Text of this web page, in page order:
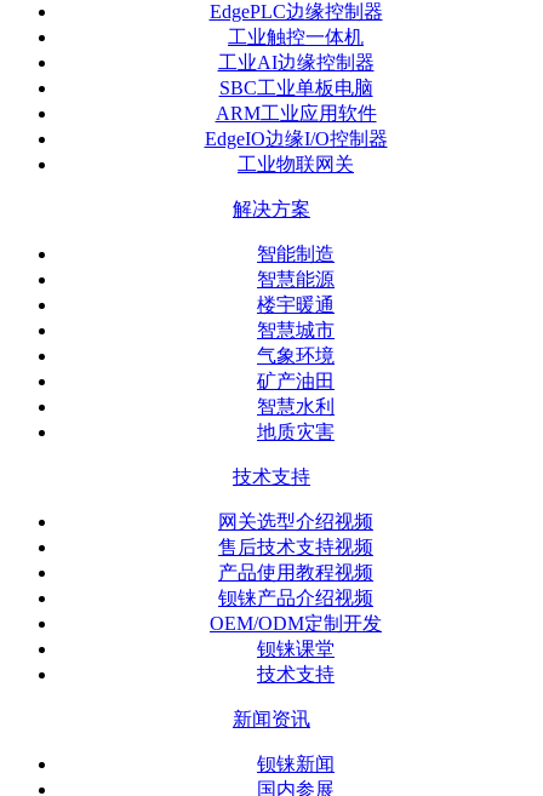
EdgePLC边缘控制器
工业触控一体机
工业AI边缘控制器
SBC工业单板电脑
ARM工业应用软件
EdgeIO边缘I/O控制器
工业物联网关
解决方案
智能制造
智慧能源
楼宇暖通
智慧城市
气象环境
矿产油田
智慧水利
地质灾害
技术支持
网关选型介绍视频
售后技术支持视频
产品使用教程视频
钡铼产品介绍视频
OEM/ODM定制开发
钡铼课堂
技术支持
新闻资讯
钡铼新闻
国内参展